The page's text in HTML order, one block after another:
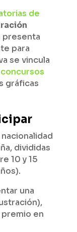
de
para
se vincula
concursos
gráficas
divididas
10 y 15
una
en